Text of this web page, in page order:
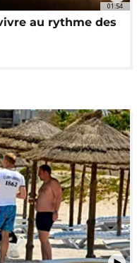
01:54
au rythme des